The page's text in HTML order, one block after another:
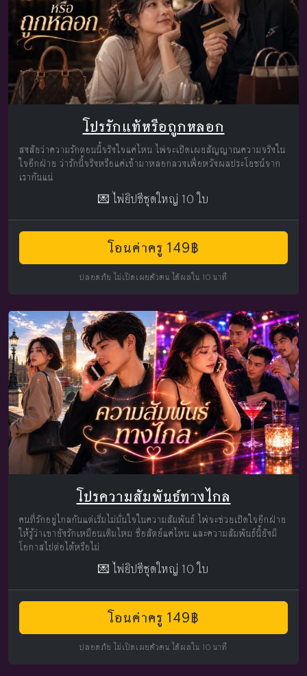
โปรรักแท้หรือถูกหลอก
สงสัยว่าความรักตอนนี้จริงใจแค่ไหน ไพ่จะเปิดเผยสัญญาณความจริงใน
ใจอีกฝ่าย ว่ารักนี้จริงหรือแค่เข้ามาหลอกลวงเพื่อหวังผลประโยชน์จาก
เรากันแน่
💌 ไพ่ยิปซีชุดใหญ่ 10 ใบ
โอนค่าครู 149฿
ปลอดภัย ไม่เปิดเผยตัวตน ได้ผลใน 10 นาที
โปรความสัมพันธ์ทางไกล
คนที่รักอยู่ไกลกันแต่เริ่มไม่มั่นใจในความสัมพันธ์ ไพ่จะช่วยเปิดใจอีกฝ่าย
ให้รู้ว่าเขายังรักเหมือนเดิมไหม ซื่อสัตย์แค่ไหน และความสัมพันธ์นี้ยังมี
โอกาสไปต่อได้หรือไม่
💌 ไพ่ยิปซีชุดใหญ่ 10 ใบ
โอนค่าครู 149฿
ปลอดภัย ไม่เปิดเผยตัวตน ได้ผลใน 10 นาที